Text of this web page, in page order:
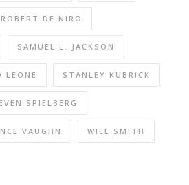
ROBERT DE NIRO
SAMUEL L. JACKSON
LEONE STANLEY KUBRICK
SPIELBERG
VAUGHN WILL SMITH